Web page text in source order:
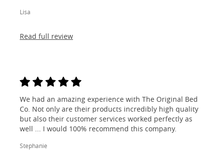
Lisa
Read full review
We had an amazing experience with The Original Bed
Co. Not only are their products incredibly high quality
but also their customer services worked perfectly as
well ... I would 100% recommend this company.
Stephanie